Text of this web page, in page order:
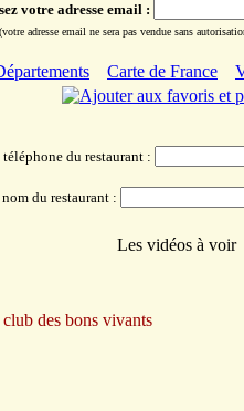
votre adresse email :
(votre adresse email ne sera pas vendue sans
Carte de France
téléphone du restaurant :
nom du restaurant :
Les vidéos à voir
des bons vivants